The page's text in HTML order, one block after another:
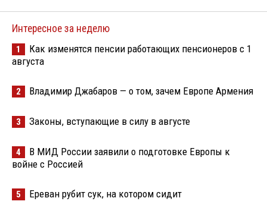
Интересное за неделю
1
Как изменятся пенсии работающих пенсионеров с 1
августа
2 Владимир Джабаров — о том, зачем Европе Армения
3 Законы, вступающие в силу в августе
4
В МИД России заявили о подготовке Европы к
войне с Россией
5 Ереван рубит сук, на котором сидит